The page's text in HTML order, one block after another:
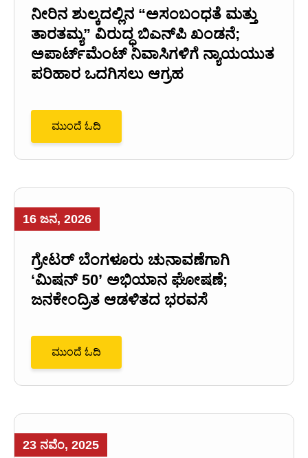
ನೀರಿನ ಶುಲ್ಕದಲ್ಲಿನ “ಅಸಂಬಂಧತೆ ಮತ್ತು
ತಾರತಮ್ಯ” ವಿರುದ್ಧ ಬಿಎನ್‌ಪಿ ಖಂಡನೆ;
ಅಪಾರ್ಟ್‌ಮೆಂಟ್ ನಿವಾಸಿಗಳಿಗೆ ನ್ಯಾಯಯುತ
ಪರಿಹಾರ ಒದಗಿಸಲು ಆಗ್ರಹ
ಮುಂದೆ ಓದಿ
16 ಜನ, 2026
ಗ್ರೇಟರ್ ಬೆಂಗಳೂರು ಚುನಾವಣೆಗಾಗಿ
‘ಮಿಷನ್ 50’ ಅಭಿಯಾನ ಘೋಷಣೆ;
ಜನಕೇಂದ್ರಿತ ಆಡಳಿತದ ಭರವಸೆ
ಮುಂದೆ ಓದಿ
23 ನವೆಂ, 2025